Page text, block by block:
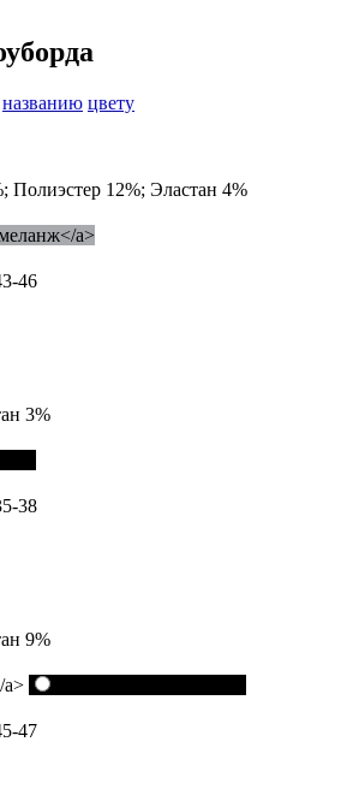
названию цвету
12%; Эластан 4%
a>
46
3%
38
9%
47